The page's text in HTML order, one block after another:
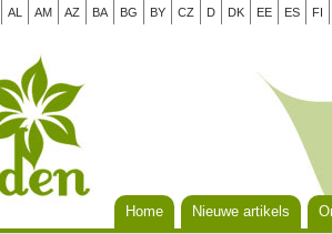
AL AM AZ BA BG BY CZ D DK EE ES FI
Home Nieuwe artikels